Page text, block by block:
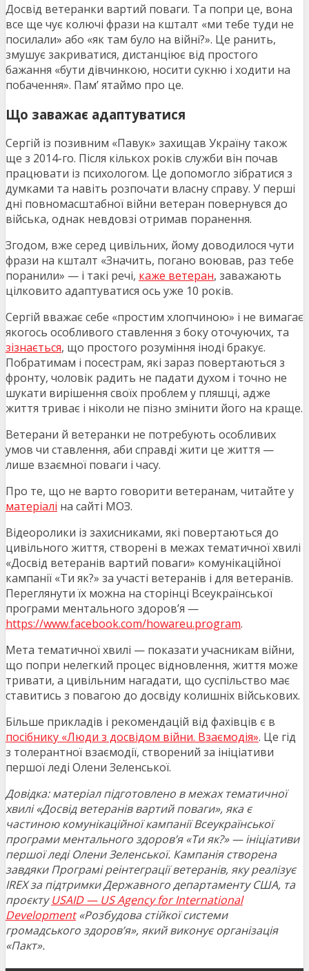
Досвід ветеранки вартий поваги. Та попри це, вона
все ще чує колючі фрази на кшталт «ми тебе туди не
посилали» або «як там було на війні?». Це ранить,
змушує закриватися, дистанціює від простого
бажання «бути дівчинкою, носити сукню і ходити на
побачення». Пам’ ятаймо про це.
Що заважає адаптуватися
Сергій із позивним «Павук» захищав Україну також
ще з 2014-го. Після кількох років служби він почав
працювати із психологом. Це допомогло зібратися з
думками та навіть розпочати власну справу. У перші
дні повномасштабної війни ветеран повернувся до
війська, однак невдовзі отримав поранення.
Згодом, вже серед цивільних, йому доводилося чути
фрази на кшталт «Значить, погано воював, раз тебе
поранили» — і такі речі, каже ветеран, заважають
цілковито адаптуватися ось уже 10 років.
Сергій вважає себе «простим хлопчиною» і не вимагає
якогось особливого ставлення з боку оточуючих, та
зізнається, що простого розуміння іноді бракує.
Побратимам і посестрам, які зараз повертаються з
фронту, чоловік радить не падати духом і точно не
шукати вирішення своїх проблем у пляшці, адже
життя триває і ніколи не пізно змінити його на краще.
Ветерани й ветеранки не потребують особливих
умов чи ставлення, аби справді жити це життя —
лише взаємної поваги і часу.
Про те, що не варто говорити ветеранам, читайте у
матеріалі на сайті МОЗ.
Відеоролики із захисниками, які повертаються до
цивільного життя, створені в межах тематичної хвилі
«Досвід ветеранів вартий поваги» комунікаційної
кампанії «Ти як?» за участі ветеранів і для ветеранів.
Переглянути їх можна на сторінці Всеукраїнської
програми ментального здоров’я —
https://www.facebook.com/howareu.program.
Мета тематичної хвилі — показати учасникам війни,
що попри нелегкий процес відновлення, життя може
тривати, а цивільним нагадати, що суспільство має
ставитись з повагою до досвіду колишніх військових.
Більше прикладів і рекомендацій від фахівців є в
посібнику «Люди з досвідом війни. Взаємодія». Це гід
з толерантної взаємодії, створений за ініціативи
першої леді Олени Зеленської.
Довідка: матеріал підготовлено в межах тематичної
хвилі «Досвід ветеранів вартий поваги», яка є
частиною комунікаційної кампанії Всеукраїнської
програми ментального здоровʼя «Ти як?» — ініціативи
першої леді Олени Зеленської. Кампанія створена
завдяки Програмі реінтеграції ветеранів, яку реалізує
IREX за підтримки Державного департаменту США, та
проєктуUSAID — US Agency for International
Development«Розбудова стійкої системи
громадського здоров’я», який виконує організація
«Пакт».